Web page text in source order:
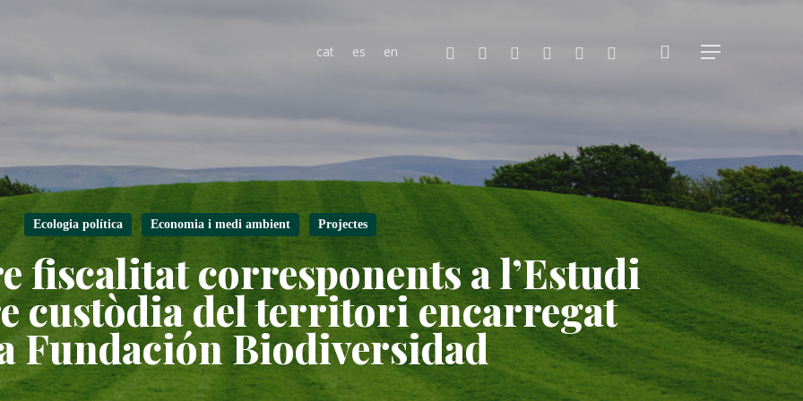
cat es en facebooklinkedin youtubeinstagram
flickr search
Menu
Ecologia política Economia i medi ambient Projectes
fiscalitat corresponents a l’Estudi
custòdia del territori encarregat
Fundación Biodiversidad